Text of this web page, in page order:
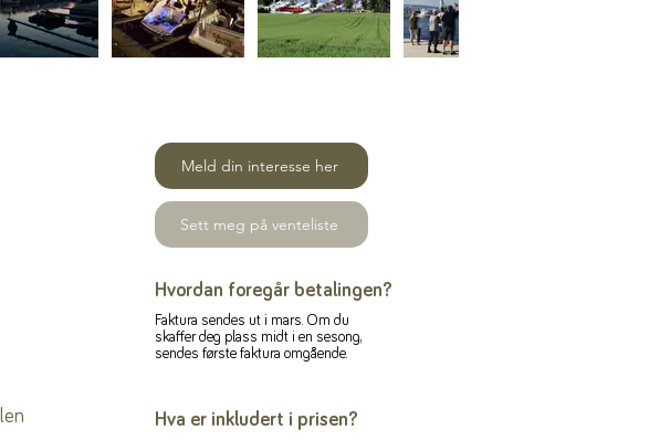
Meld din interesse her
Sett meg på venteliste
Hvordan foregår betalingen?
Faktura sendes ut i mars. Om du
skaffer deg plass midt i en sesong,
sendes første faktura omgående.
Hva er inkludert i prisen?